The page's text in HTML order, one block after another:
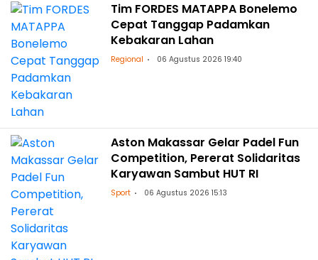
Tim FORDES MATAPPA Bonelemo
Cepat Tanggap Padamkan
Kebakaran Lahan
Regional 06 Agustus 2026 19:40
Aston Makassar Gelar Padel Fun
Competition, Pererat Solidaritas
Karyawan Sambut HUT RI
Sport 06 Agustus 2026 15:13